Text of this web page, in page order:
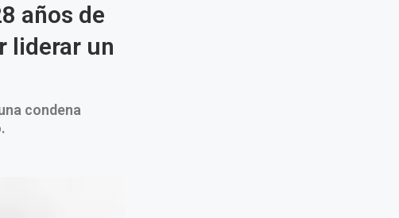
años de
liderar un
condena